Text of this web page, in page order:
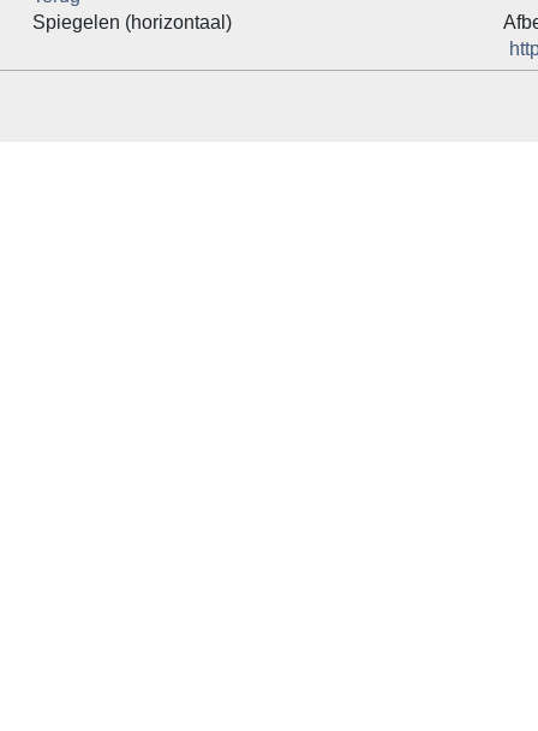
Spiegelen (horizontaal)